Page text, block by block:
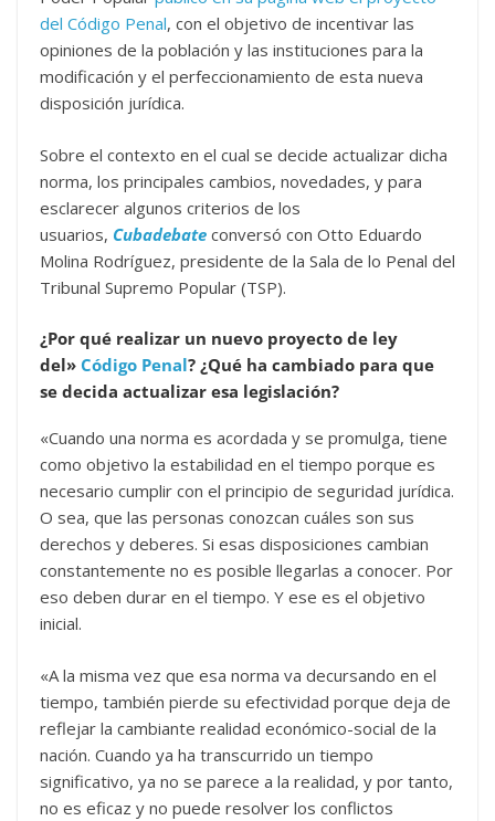
del Código Penal, con el objetivo de incentivar las
opiniones de la población y las instituciones para la
modificación y el perfeccionamiento de esta nueva
disposición jurídica.
Sobre el contexto en el cual se decide actualizar dicha
norma, los principales cambios, novedades, y para
esclarecer algunos criterios de los
usuarios, Cubadebate conversó con Otto Eduardo
Molina Rodríguez, presidente de la Sala de lo Penal del
Tribunal Supremo Popular (TSP).
¿Por qué realizar un nuevo proyecto de ley
del» Código Penal? ¿Qué ha cambiado para que
se decida actualizar esa legislación?
«Cuando una norma es acordada y se promulga, tiene
como objetivo la estabilidad en el tiempo porque es
necesario cumplir con el principio de seguridad jurídica.
O sea, que las personas conozcan cuáles son sus
derechos y deberes. Si esas disposiciones cambian
constantemente no es posible llegarlas a conocer. Por
eso deben durar en el tiempo. Y ese es el objetivo
inicial.
«A la misma vez que esa norma va decursando en el
tiempo, también pierde su efectividad porque deja de
reflejar la cambiante realidad económico-social de la
nación. Cuando ya ha transcurrido un tiempo
significativo, ya no se parece a la realidad, y por tanto,
no es eficaz y no puede resolver los conflictos